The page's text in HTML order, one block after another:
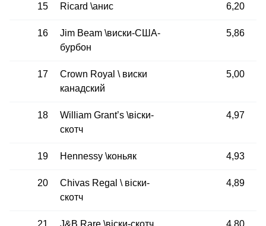
15 Ricard \анис 6,20
16
Jim Beam \виски-США-
бурбон
5,86
17
Crown Royal \ виски
канадский
5,00
18
William Grant’s \віски-
скотч
4,97
19 Hennessy \коньяк 4,93
20
Chivas Regal \ віски-
скотч
4,89
21 J&B Rare \віски-скотч 4,80